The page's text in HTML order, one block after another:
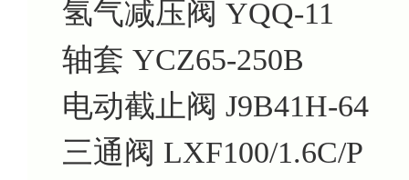
氢气减压阀 YQQ-11
轴套 YCZ65-250B
电动截止阀 J9B41H-64
三通阀 LXF100/1.6C/P